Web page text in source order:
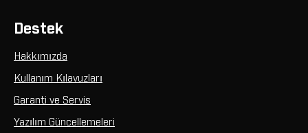
Destek
Hakkımızda
Kullanım Kılavuzları
Garanti ve Servis
Yazılım Güncellemeleri